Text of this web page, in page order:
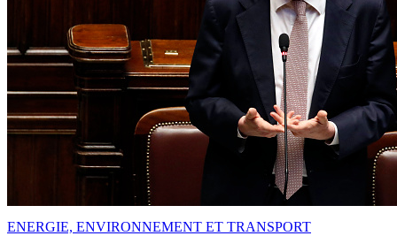
ENERGIE, ENVIRONNEMENT ET TRANSPORT